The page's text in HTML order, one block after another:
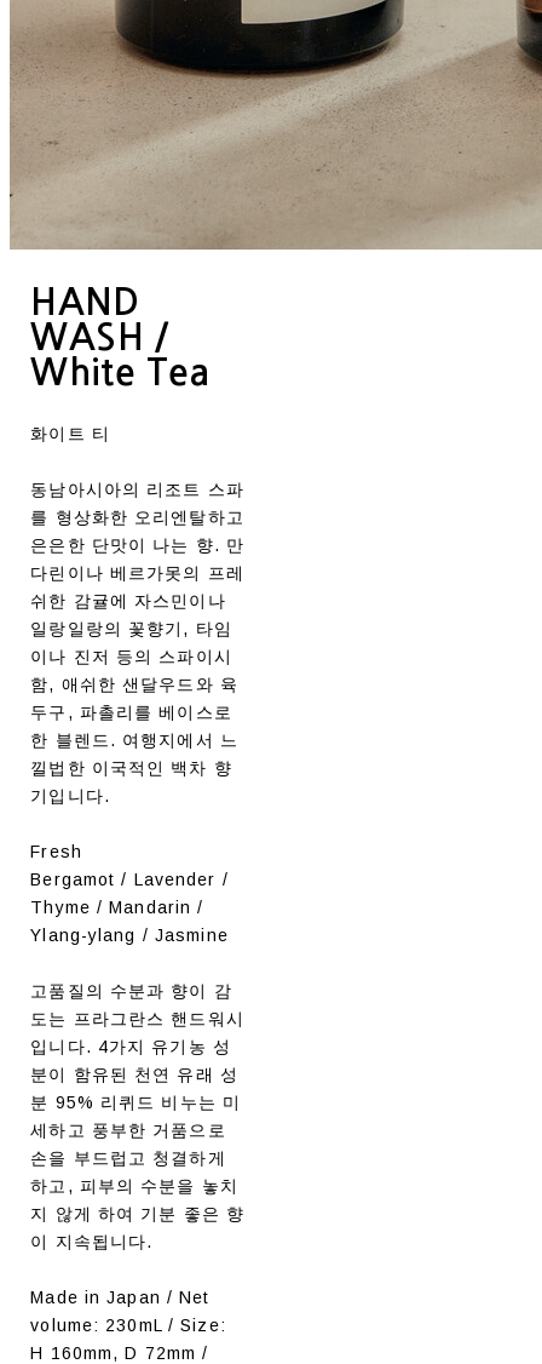
HAND
WASH /
White Tea
화이트 티
동남아시아의 리조트 스파
를 형상화한 오리엔탈하고
은은한 단맛이 나는 향. 만
다린이나 베르가못의 프레
쉬한 감귤에 자스민이나
일랑일랑의 꽃향기, 타임
이나 진저 등의 스파이시
함, 애쉬한 샌달우드와 육
두구, 파촐리를 베이스로
한 블렌드. 여행지에서 느
낄법한 이국적인 백차 향
기입니다.
Fresh
Bergamot / Lavender /
Thyme / Mandarin /
Ylang-ylang / Jasmine
고품질의 수분과 향이 감
도는 프라그란스 핸드워시
입니다. 4가지 유기농 성
분이 함유된 천연 유래 성
분 95% 리퀴드 비누는 미
세하고 풍부한 거품으로
손을 부드럽고 청결하게
하고, 피부의 수분을 놓치
지 않게 하여 기분 좋은 향
이 지속됩니다.
Made in Japan / Net
volume: 230mL / Size:
H 160mm, D 72mm /